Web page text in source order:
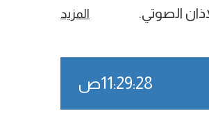
الصوتي. المزيد
11:29:29ص